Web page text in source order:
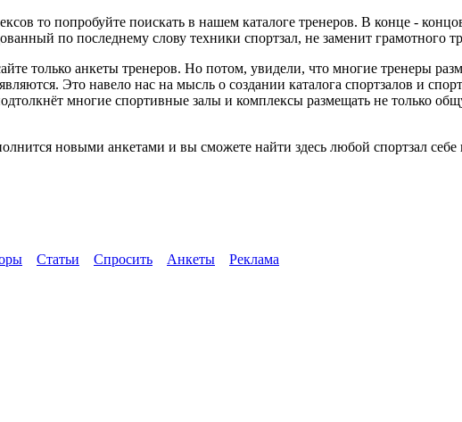
то попробуйте поискать в нашем каталоге тренеров. В конце -
по последнему слову техники спортзал, не заменит грамотного
только анкеты тренеров. Но потом, увидели, что многие тренеры
Это навело нас на мысль о создании каталога спортзалов и
многие спортивные залы и комплексы размещать не только
новыми анкетами и вы сможете найти здесь любой спортзал себе
Статьи Спросить Анкеты Реклама